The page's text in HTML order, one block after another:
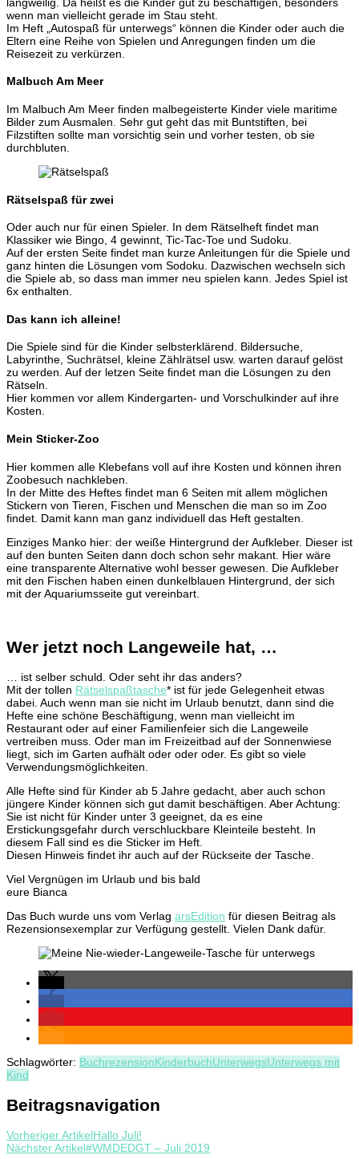
wenn man vielleicht gerade im Stau steht.
Im Heft „Autospaß für unterwegs“ können die Kinder oder auch die
Eltern eine Reihe von Spielen und Anregungen finden um die
Reisezeit zu verkürzen.
Malbuch Am Meer
Im Malbuch Am Meer finden malbegeisterte Kinder viele maritime
Bilder zum Ausmalen. Sehr gut geht das mit Buntstiften, bei
Filzstiften sollte man vorsichtig sein und vorher testen, ob sie
durchbluten.
Rätselspaß für zwei
Oder auch nur für einen Spieler. In dem Rätselheft findet man
Klassiker wie Bingo, 4 gewinnt, Tic-Tac-Toe und Sudoku.
Auf der ersten Seite findet man kurze Anleitungen für die Spiele und
ganz hinten die Lösungen vom Sodoku. Dazwischen wechseln sich
die Spiele ab, so dass man immer neu spielen kann. Jedes Spiel ist
6x enthalten.
Das kann ich alleine!
Die Spiele sind für die Kinder selbsterklärend. Bildersuche,
Labyrinthe, Suchrätsel, kleine Zählrätsel usw. warten darauf gelöst
zu werden. Auf der letzen Seite findet man die Lösungen zu den
Rätseln.
Hier kommen vor allem Kindergarten- und Vorschulkinder auf ihre
Kosten.
Mein Sticker-Zoo
Hier kommen alle Klebefans voll auf ihre Kosten und können ihren
Zoobesuch nachkleben.
In der Mitte des Heftes findet man 6 Seiten mit allem möglichen
Stickern von Tieren, Fischen und Menschen die man so im Zoo
findet. Damit kann man ganz individuell das Heft gestalten.
Einziges Manko hier: der weiße Hintergrund der Aufkleber. Dieser ist
auf den bunten Seiten dann doch schon sehr makant. Hier wäre
eine transparente Alternative wohl besser gewesen. Die Aufkleber
mit den Fischen haben einen dunkelblauen Hintergrund, der sich
mit der Aquariumsseite gut vereinbart.
Wer jetzt noch Langeweile hat, …
… ist selber schuld. Oder seht ihr das anders?
Mit der tollen Rätselspaßtasche* ist für jede Gelegenheit etwas
dabei. Auch wenn man sie nicht im Urlaub benutzt, dann sind die
Hefte eine schöne Beschäftigung, wenn man vielleicht im
Restaurant oder auf einer Familienfeier sich die Langeweile
vertreiben muss. Oder man im Freizeitbad auf der Sonnenwiese
liegt, sich im Garten aufhält oder oder oder. Es gibt so viele
Verwendungsmöglichkeiten.
Alle Hefte sind für Kinder ab 5 Jahre gedacht, aber auch schon
jüngere Kinder können sich gut damit beschäftigen. Aber Achtung:
Sie ist nicht für Kinder unter 3 geeignet, da es eine
Erstickungsgefahr durch verschluckbare Kleinteile besteht. In
diesem Fall sind es die Sticker im Heft.
Diesen Hinweis findet ihr auch auf der Rückseite der Tasche.
Viel Vergnügen im Urlaub und bis bald
eure Bianca
Das Buch wurde uns vom Verlag arsEdition für diesen Beitrag als
Rezensionsexemplar zur Verfügung gestellt. Vielen Dank dafür.
Schlagwörter: BuchrezensionKinderbuchUnterwegsUnterwegs mit
Kind
Beitragsnavigation
Vorheriger ArtikelHallo Juli!
Nächster Artikel#WMDEDGT – Juli 2019